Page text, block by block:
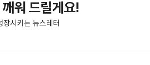
워 드릴게요!
시키는 뉴스레터